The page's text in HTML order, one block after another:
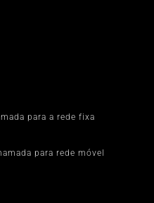
para a rede fixa
para rede móvel